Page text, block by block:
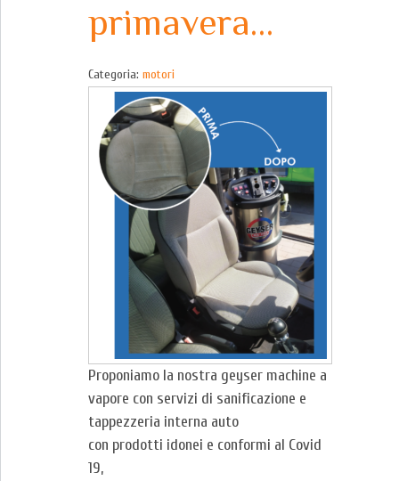
primavera…
Categoria: motori
Proponiamo la nostra geyser machine a
vapore con servizi di sanificazione e
tappezzeria interna auto
con prodotti idonei e conformi al Covid
19,